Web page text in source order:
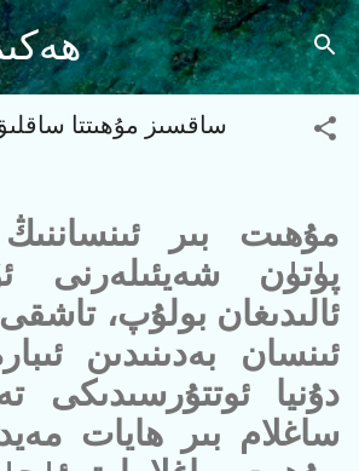
Ana içeriğe atla
ساقسىز مۇھىتتا
مۇھىت بىر
پۈتۈن شەيئىلەرنى
ئالىدىغان بولۇپ، تاشقى
ئىنسان بەدىنىدىن
دۇنيا ئوتتۇرسىدىكى
ساغلام بىر ھايات